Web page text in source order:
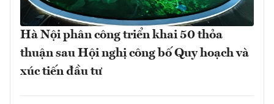
Hà Nội phân công triển khai 50 thỏa
thuận sau Hội nghị công bố Quy hoạch và
xúc tiến đầu tư